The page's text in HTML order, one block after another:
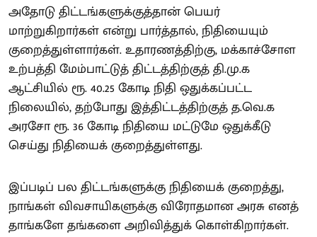
அதோடு திட்டங்களுக்குத்தான் பெயர்
மாற்றுகிறார்கள் என்று பார்த்தால், நிதியையும்
குறைத்துள்ளார்கள். உதாரணத்திற்கு, மக்காச்சோள
உற்பத்தி மேம்பாட்டுத் திட்டத்திற்குத் தி.மு.க
ஆட்சியில் ரூ. 40.25 கோடி நிதி ஒதுக்கப்பட்ட
நிலையில், தற்போது இத்திட்டத்திற்குத் த.வெ.க
அரசோ ரூ. 36 கோடி நிதியை மட்டுமே ஒதுக்கீடு
செய்து நிதியைக் குறைத்துள்ளது.
இப்படிப் பல திட்டங்களுக்கு நிதியைக் குறைத்து,
நாங்கள் விவசாயிகளுக்கு விரோதமான அரசு எனத்
தாங்களே தங்களை அறிவித்துக் கொள்கிறார்கள்.